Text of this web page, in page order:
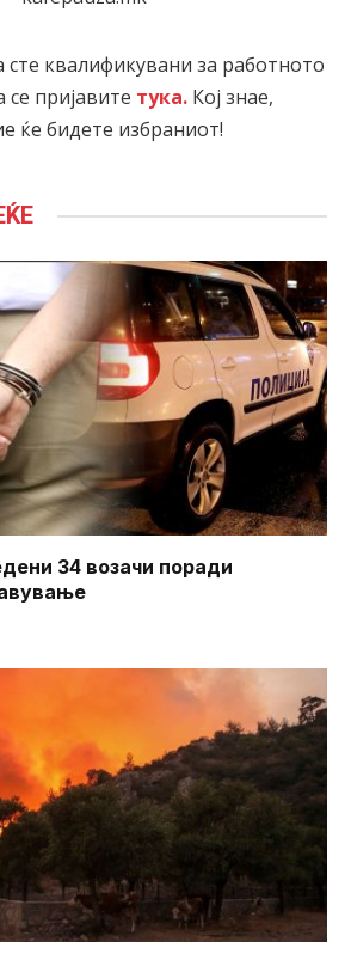
сте квалификувани за работното
пријавите тука. Кој знае,
ќе бидете избраниот!
34 возачи поради